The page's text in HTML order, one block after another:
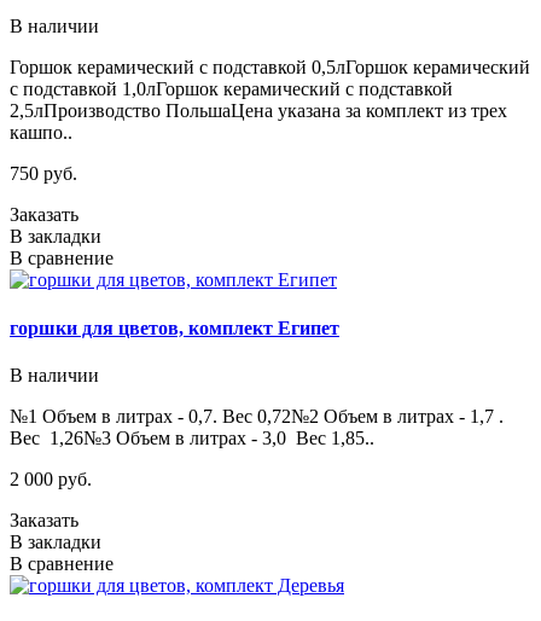
В наличии
Горшок керамический с подставкой 0,5лГоршок керамический
с подставкой 1,0лГоршок керамический с подставкой
2,5лПроизводство ПольшаЦена указана за комплект из трех
кашпо..
750 руб.
Заказать
В закладки
В сравнение
горшки для цветов, комплект Египет
В наличии
№1 Объем в литрах - 0,7. Вес 0,72№2 Объем в литрах - 1,7 .
Вес 1,26№3 Объем в литрах - 3,0 Вес 1,85..
2 000 руб.
Заказать
В закладки
В сравнение